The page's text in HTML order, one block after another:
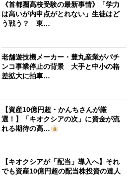
《首都圏高校受験の最新事情》「学力
は高いが内申点がとれない」生徒はど
う戦う？ 東…
老舗遊技機メーカー・豊丸産業がパチ
ンコ事業停止の背景 大手と中小の格
差拡大に拍車…
【資産10億円超・かんちさんが厳
選！】「キオクシアの次」に資金が流
れる期待の高…
【キオクシアが「配当」導入へ】それ
でも資産10億円超の配当株投資の達人